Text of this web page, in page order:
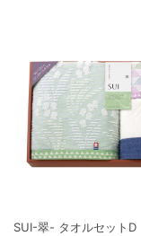
SUI-翠- タオルセットD